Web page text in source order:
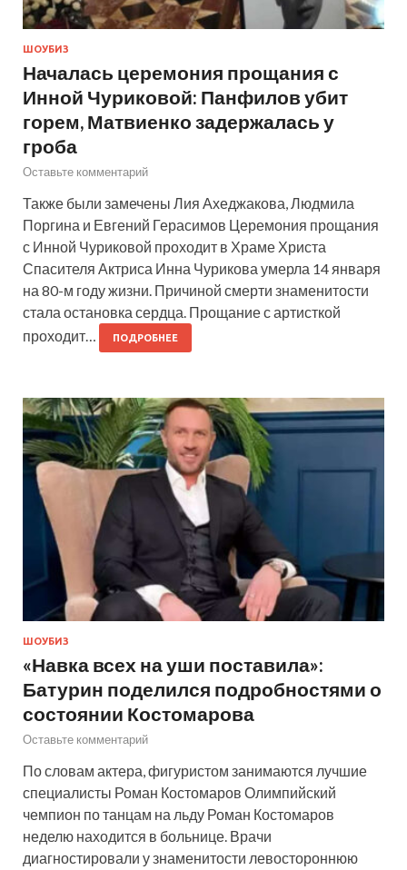
ШОУБИЗ
Началась церемония прощания с
Инной Чуриковой: Панфилов убит
горем, Матвиенко задержалась у
гроба
Оставьте комментарий
Также были замечены Лия Ахеджакова, Людмила
Поргина и Евгений Герасимов Церемония прощания
с Инной Чуриковой проходит в Храме Христа
Спасителя Актриса Инна Чурикова умерла 14 января
на 80-м году жизни. Причиной смерти знаменитости
стала остановка сердца. Прощание с артисткой
проходит…
ПОДРОБНЕЕ
ШОУБИЗ
«Навка всех на уши поставила»:
Батурин поделился подробностями о
состоянии Костомарова
Оставьте комментарий
По словам актера, фигуристом занимаются лучшие
специалисты Роман Костомаров Олимпийский
чемпион по танцам на льду Роман Костомаров
неделю находится в больнице. Врачи
диагностировали у знаменитости левостороннюю